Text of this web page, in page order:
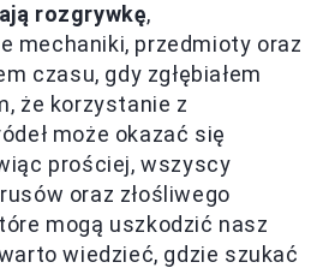
rozgrywkę,
mechaniki, przedmioty oraz
czasu, gdy zgłębiałem
że korzystanie z
może okazać się
prościej, wszyscy
oraz złośliwego
mogą uszkodzić nasz
wiedzieć, gdzie szukać